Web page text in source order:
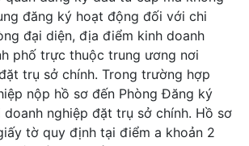
đăng ký hoạt động đối với chi
đại diện, địa điểm kinh doanh
phố trực thuộc trung ương nơi
trụ sở chính. Trong trường hợp
nộp hồ sơ đến Phòng Đăng ký
doanh nghiệp đặt trụ sở chính. Hồ sơ
tờ quy định tại điểm a khoản 2